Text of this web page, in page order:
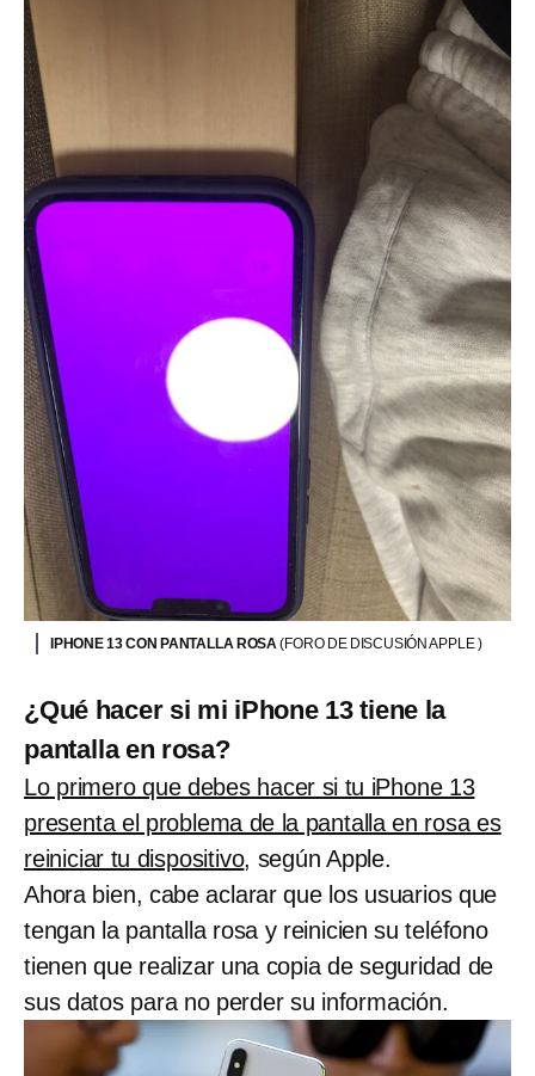
IPHONE 13 CON PANTALLA ROSA(FORO DE DISCUSIÓN APPLE )
¿Qué hacer si mi iPhone 13 tiene la
pantalla en rosa?
Lo primero que debes hacer si tu iPhone 13
presenta el problema de la pantalla en rosa es
reiniciar tu dispositivo, según Apple.
Ahora bien, cabe aclarar que los usuarios que
tengan la pantalla rosa y reinicien su teléfono
tienen que realizar una copia de seguridad de
sus datos para no perder su información.